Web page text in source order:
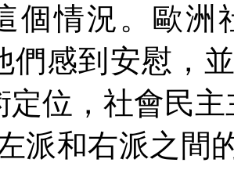
個情況。歐洲
們感到安慰，
定位，社會民
派和右派之間